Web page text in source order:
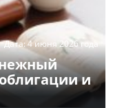
и
Дата: 4 июня 2026 года